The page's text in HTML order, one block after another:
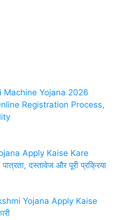
Machine Yojana 2026
Registration Process,
Apply Kaise Kare
दस्तावेज और पूरी प्रक्रिया
Yojana Apply Kaise